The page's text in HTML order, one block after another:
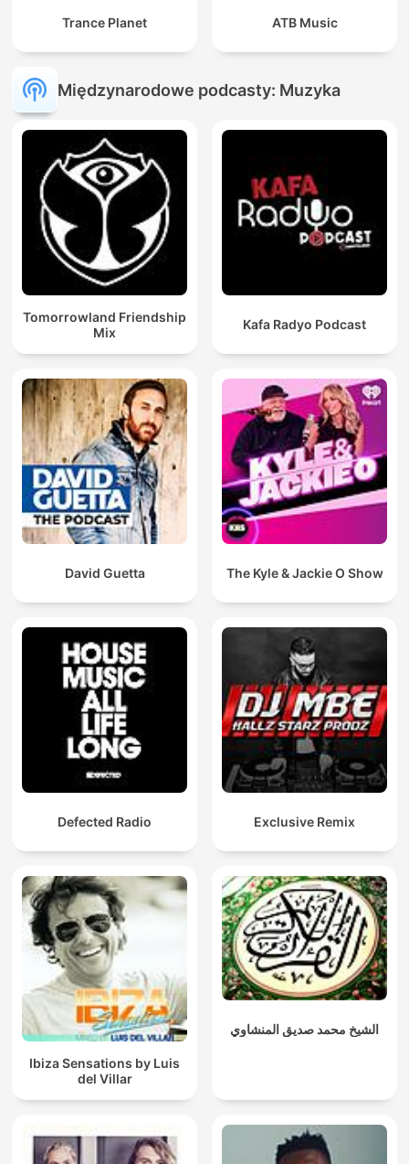
Trance Planet ATB Music
Międzynarodowe podcasty: Muzyka
Tomorrowland Friendship
Mix
Kafa Radyo Podcast
David Guetta The Kyle & Jackie O Show
Defected Radio Exclusive Remix
Ibiza Sensations by Luis
del Villar
الشيخ محمد صديق المنشاوي